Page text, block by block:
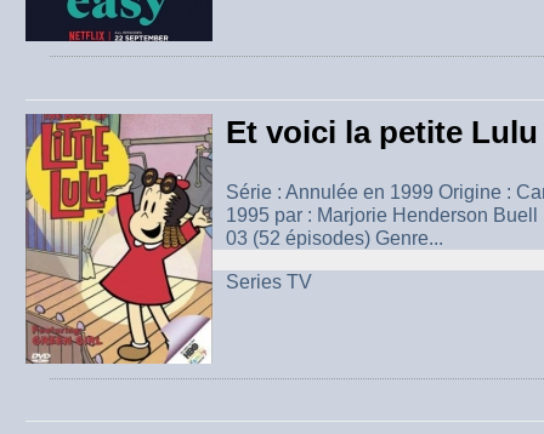
Et voici la petite Lulu
Série : Annulée en 1999 Origine :
1995 par : Marjorie Henderson
03 (52 épisodes) Genre...
Series TV